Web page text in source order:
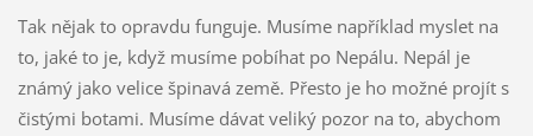
Tak nějak to opravdu funguje. Musíme například myslet na
to, jaké to je, když musíme pobíhat po Nepálu. Nepál je
známý jako velice špinavá země. Přesto je ho možné projít s
čistými botami. Musíme dávat veliký pozor na to, abychom